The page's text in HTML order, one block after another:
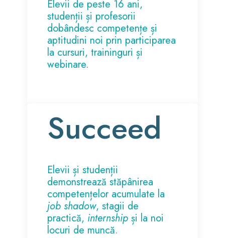
Elevii de peste 16 ani,
studenții și profesorii
dobândesc competențe și
aptitudini noi prin participarea
la cursuri, traininguri și
webinare.
Succeed
Elevii și studenții
demonstrează stăpânirea
competențelor acumulate la
job shadow, stagii de
practică, internship și la noi
locuri de muncă.